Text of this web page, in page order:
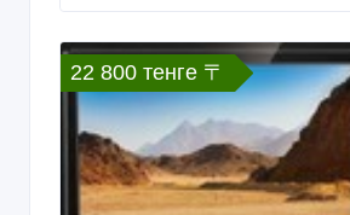
22 800 тенге 〒